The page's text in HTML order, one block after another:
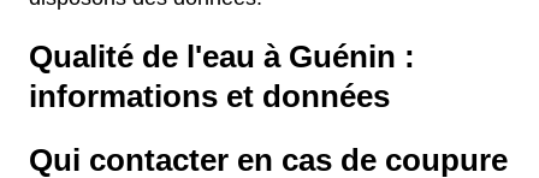
Qualité de l'eau à Guénin :
informations et données
Qui contacter en cas de coupure